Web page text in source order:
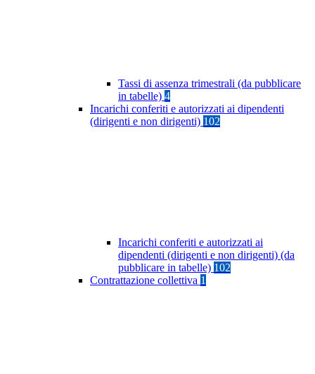
Tassi di assenza trimestrali (da pubblicare
in tabelle) 4
Incarichi conferiti e autorizzati ai dipendenti
(dirigenti e non dirigenti) 102
Incarichi conferiti e autorizzati ai
dipendenti (dirigenti e non dirigenti) (da
pubblicare in tabelle) 102
Contrattazione collettiva 1